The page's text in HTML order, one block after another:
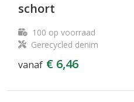
schort
100 op voorraad
Gerecycled denim
vanaf € 6,46